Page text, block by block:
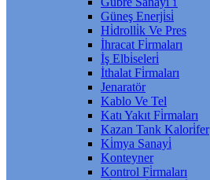
1
Güneş Enerji̇si̇
Hi̇drolli̇k Ve Pres
İhracat Fi̇rmaları
İş Elbi̇seleri̇
İthalat Fi̇rmaları
Jenaratör
Kablo Ve Tel
Katı Yakıt Fi̇rmaları
Kazan Tank Kalori̇fer
Ki̇mya Sanayi̇
Konteyner
Kontrol Fi̇rmaları